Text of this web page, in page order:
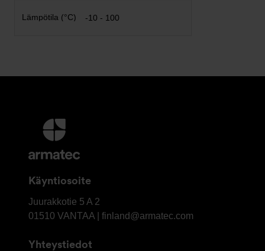
-10 - 100
Lisätietoja
Yhteystiedot
Käyntiosoite
OY
Armatec
AB
Juurakkotie 5 A 2
01510 VANTAA | finland@armatec.com
Yhteystiedot